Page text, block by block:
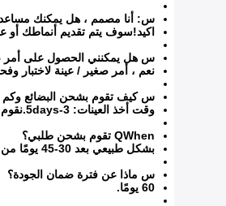
س: أنا مصمم ، هل يمكنك
اكيد!سوف يتم تقديم أنماطك أو
س هل يمكنني الحصول على أمر
نعم ، أمر صغير / عينة لاختبار
س كيف تقوم بشحن البضائع وكم
وقت أخذ العينات: 3-5days.نقوم عادة بالشحن بواسطة DHL أو EMS أو FedEx أو TNT.سيصل حوالي 3-5 أيام عمل.
QWhen تقوم بشحن طلبي؟
بشكل طبيعي بعد 30-45 يومًا من استلام دفعتك ، ولكن يمكن التفاوض عليها بناءً على كمية الطلب وجدول الإنتاج.
س ماذا عن فترة ضمان الجودة؟
60 يومًا.